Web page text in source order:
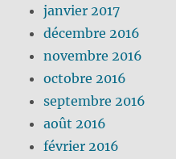
janvier 2017
décembre 2016
novembre 2016
octobre 2016
septembre 2016
août 2016
février 2016